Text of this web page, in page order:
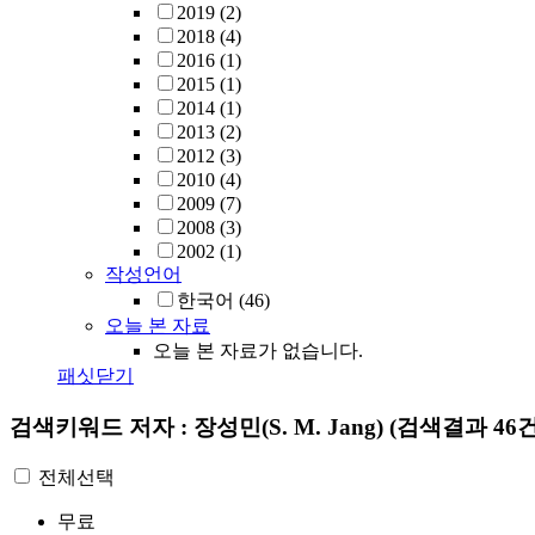
2019 (2)
2018 (4)
2016 (1)
2015 (1)
2014 (1)
2013 (2)
2012 (3)
2010 (4)
2009 (7)
2008 (3)
2002 (1)
작성언어
한국어 (46)
오늘 본 자료
오늘 본 자료가 없습니다.
패싯닫기
검색키워드 저자 : 장성민(S. M. Jang) (검색결과 46
전체선택
무료